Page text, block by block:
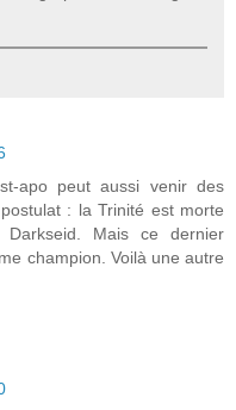
apo peut aussi venir des
: la Trinité est morte
Mais ce dernier
champion. Voilà une autre